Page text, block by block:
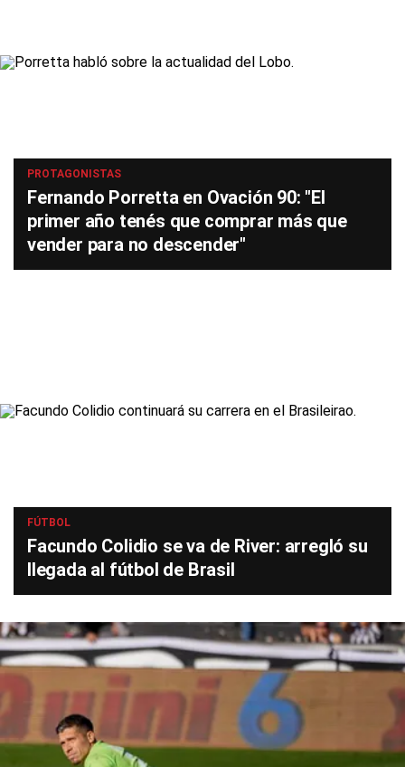
PROTAGONISTAS
Fernando Porretta en Ovación 90: "El
primer año tenés que comprar más que
vender para no descender"
FÚTBOL
Facundo Colidio se va de River: arregló su
llegada al fútbol de Brasil